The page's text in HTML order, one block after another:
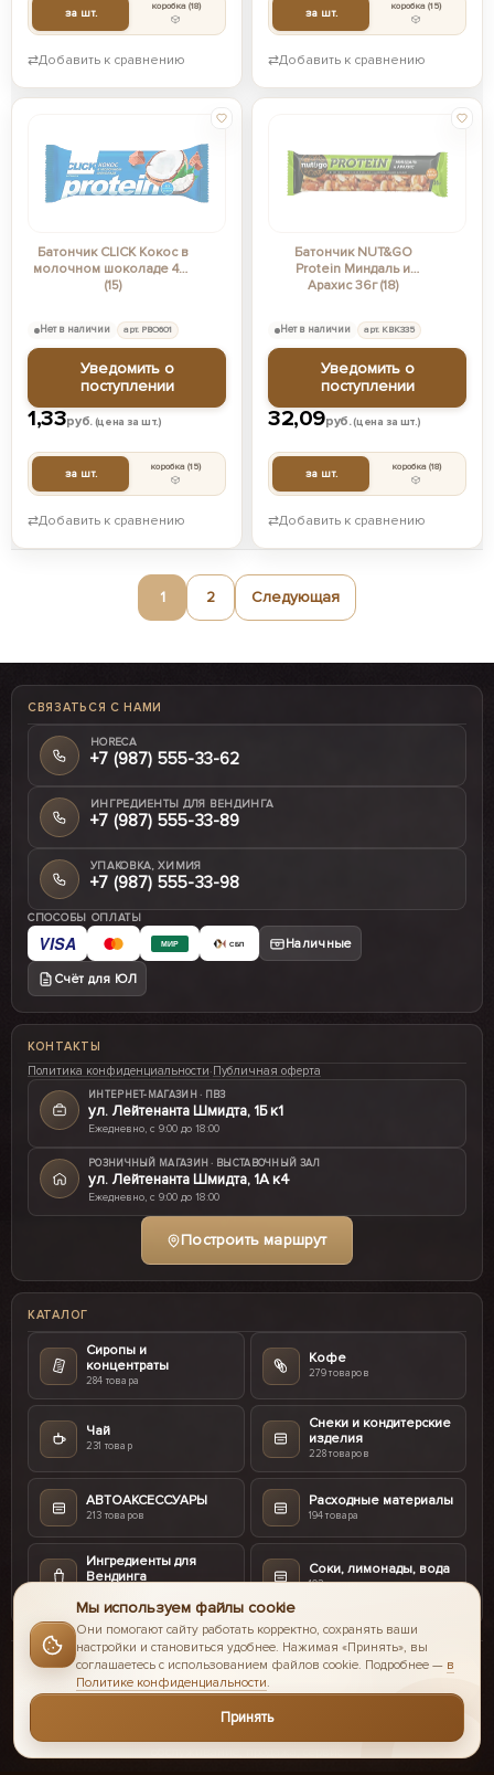
за шт. коробка(18)
⇄Добавить к сравнению
за шт. коробка(15)
⇄Добавить к сравнению
Батончик CLICK Кокос в
молочном шоколаде 40г
(15)
1,33руб.(цена за шт.)
за шт. коробка(15)
Нет в наличии арт. РВО601
Уведомить о
поступлении
⇄Добавить к сравнению
Батончик NUT&GO
Protein Миндаль и
Арахис 36г (18)
32,09руб.(цена за шт.)
за шт. коробка(18)
Нет в наличии арт. КВК335
Уведомить о
поступлении
⇄Добавить к сравнению
1 2 Следующая
СВЯЗАТЬСЯ С НАМИ
HORECA
+7 (987) 555-33-62
ИНГРЕДИЕНТЫ ДЛЯ ВЕНДИНГА
+7 (987) 555-33-89
УПАКОВКА, ХИМИЯ
+7 (987) 555-33-98
СПОСОБЫ ОПЛАТЫ
VISA МИР СБП Наличные
Счёт для ЮЛ
КОНТАКТЫ
Политика конфиденциальности·Публичная оферта
ИНТЕРНЕТ-МАГАЗИН · ПВЗ
ул. Лейтенанта Шмидта, 1Б к1
Ежедневно, с 9:00 до 18:00
РОЗНИЧНЫЙ МАГАЗИН · ВЫСТАВОЧНЫЙ ЗАЛ
ул. Лейтенанта Шмидта, 1А к4
Ежедневно, с 9:00 до 18:00
Построить маршрут
КАТАЛОГ
Сиропы и
концентраты
284 товара
Кофе
279 товаров
Чай
231 товар
Снеки и кондитерские
изделия
228 товаров
АВТОАКСЕССУАРЫ
213 товаров
Расходные материалы
194 товара
Ингредиенты для
Вендинга
Соки, лимонады, вода
103 товара
© 2016-2026 II Coffee интернет-магазин.
Мы используем файлы cookie
Они помогают сайту работать корректно, сохранять ваши
настройки и становиться удобнее. Нажимая «Принять», вы
соглашаетесь с использованием файлов cookie. Подробнее — в
Политике конфиденциальности.
Принять